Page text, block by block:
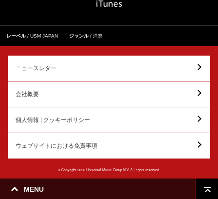
MENU
レーベル USM JAPAN ジャンル 洋楽
ニュースレター
会社概要
個人情報 | クッキーポリシー
ウェブサイトにおける免責事項
© Copyright 2026 Universal Music Group N.V. All rights reserved.